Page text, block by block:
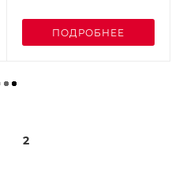
ПОДРОБНЕЕ
2